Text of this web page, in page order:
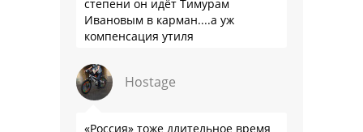
степени он идёт Тимурам
Ивановым в карман....а уж
компенсация утиля
что прям эталон коррупции
Hostage
«Россия» тоже длительное время